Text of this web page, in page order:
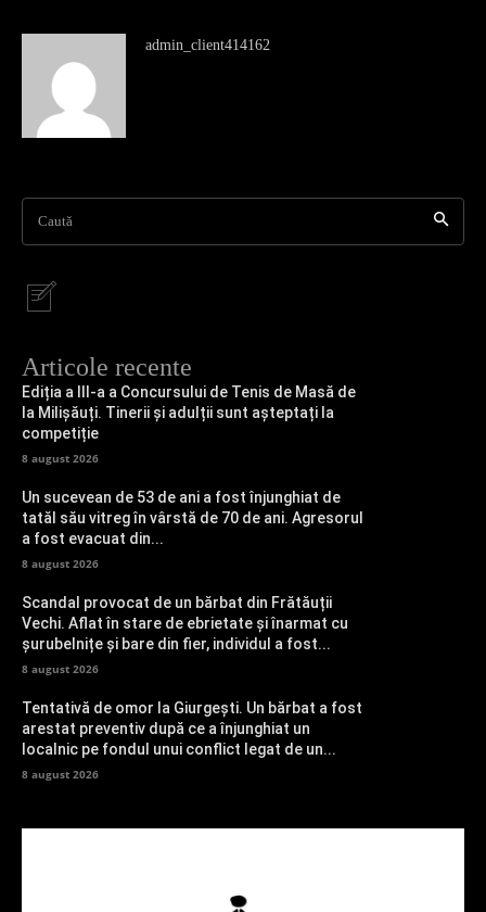
admin_client414162
Caută
Articole recente
Ediția a III-a a Concursului de Tenis de Masă de
la Milișăuți. Tinerii și adulții sunt așteptați la
competiție
8 august 2026
Un sucevean de 53 de ani a fost înjunghiat de
tatăl său vitreg în vârstă de 70 de ani. Agresorul
a fost evacuat din...
8 august 2026
Scandal provocat de un bărbat din Frătăuții
Vechi. Aflat în stare de ebrietate și înarmat cu
șurubelnițe și bare din fier, individul a fost...
8 august 2026
Tentativă de omor la Giurgești. Un bărbat a fost
arestat preventiv după ce a înjunghiat un
localnic pe fondul unui conflict legat de un...
8 august 2026